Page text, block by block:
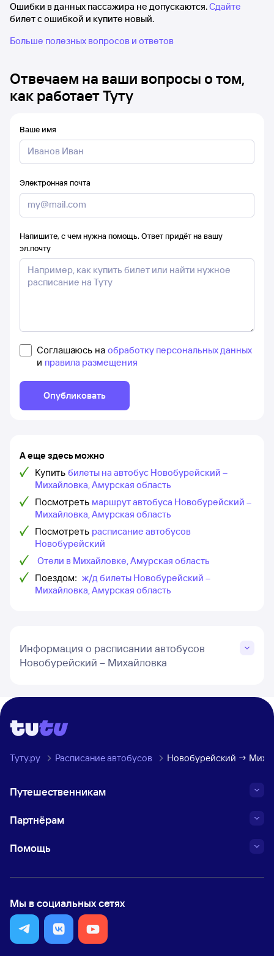
Ошибки в данных пассажира не допускаются.Сдайте
билет с ошибкой и купите новый.
Больше полезных вопросов и ответов
Отвечаем на ваши вопросы о том,
как работает Туту
Ваше имя
Электронная почта
Напишите, с чем нужна помощь. Ответ придёт на вашу
эл.почту
Соглашаюсь на обработку персональных данных
и правила размещения
Опубликовать
А еще здесь можно
Купить билеты на автобус Новобурейский –
Михайловка, Амурская область
Посмотреть маршрут автобуса Новобурейский –
Михайловка, Амурская область
Посмотреть расписание автобусов
Новобурейский
Отели в Михайловке, Амурская область
Поездом: ж/д билеты Новобурейский –
Михайловка, Амурская область
Информация о расписании автобусов
Новобурейский – Михайловка
Туту.ру Расписание автобусов Новобурейский →
Путешественникам
Партнёрам
Помощь
Мы в социальных сетях